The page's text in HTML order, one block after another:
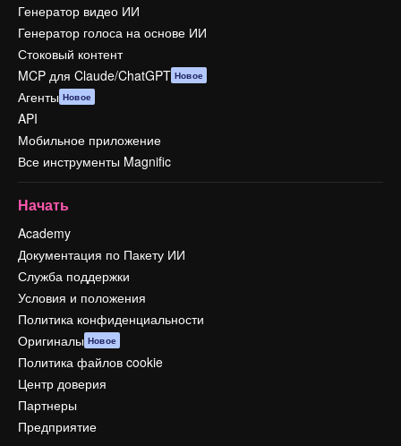
Генератор видео ИИ
Генератор голоса на основе ИИ
Стоковый контент
MCP для Claude/ChatGPT Новое
Агенты Новое
API
Мобильное приложение
Все инструменты Magnific
Начать
Academy
Документация по Пакету ИИ
Служба поддержки
Условия и положения
Политика конфиденциальности
Оригиналы Новое
Политика файлов cookie
Центр доверия
Партнеры
Предприятие